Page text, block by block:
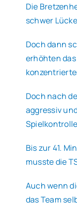
Die
schwer
Doch dann
erhöhten das
Doch nach
aggressiv
Bis zur 41.
musste die
Auch wenn
das Team